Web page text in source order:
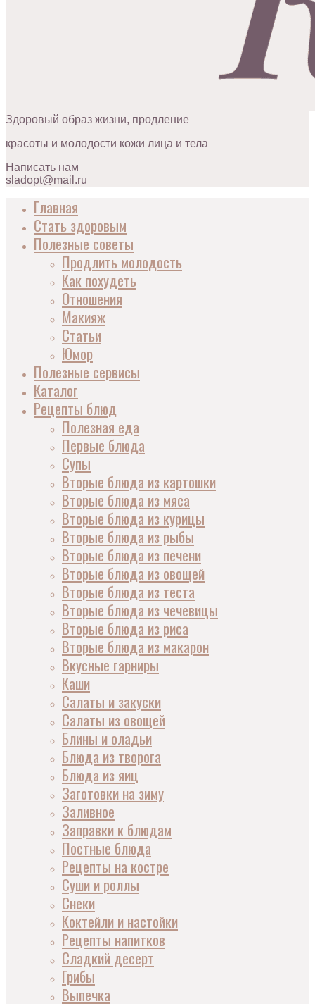
Здоровый образ жизни, продление
красоты и молодости кожи лица и тела
Написать нам
sladopt@mail.ru
Главная
Стать здоровым
Полезные советы
Продлить молодость
Как похудеть
Отношения
Макияж
Статьи
Юмор
Полезные сервисы
Каталог
Рецепты блюд
Полезная еда
Первые блюда
Супы
Вторые блюда из картошки
Вторые блюда из мяса
Вторые блюда из курицы
Вторые блюда из рыбы
Вторые блюда из печени
Вторые блюда из овощей
Вторые блюда из теста
Вторые блюда из чечевицы
Вторые блюда из риса
Вторые блюда из макарон
Вкусные гарниры
Каши
Салаты и закуски
Салаты из овощей
Блины и оладьи
Блюда из творога
Блюда из яиц
Заготовки на зиму
Заливное
Заправки к блюдам
Постные блюда
Рецепты на костре
Суши и роллы
Снеки
Коктейли и настойки
Рецепты напитков
Сладкий десерт
Грибы
Выпечка